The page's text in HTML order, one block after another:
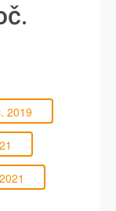
2019